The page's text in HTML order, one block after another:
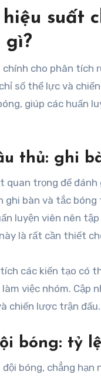
hiệu suất
gì?
chính cho phân tích
số thể lực và
giúp các huấn
thủ: ghi
quan trọng để
ghi bàn và tắc
luyện viên nên
là rất cần thiết
các kiến tạo có
việc nhóm. Cập
chiến lược trận đấu.
bóng: tỷ
đội bóng, chẳng